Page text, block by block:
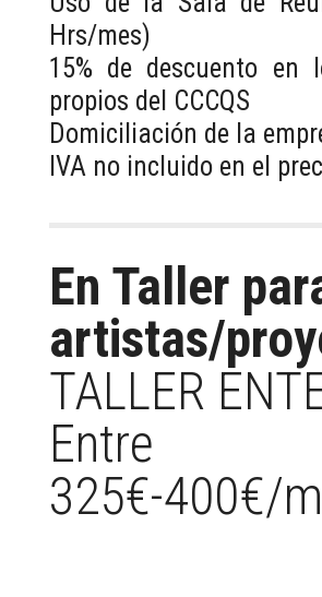
Hrs/mes)
15% de descuento en
propios del CCCQS
Domiciliación de la
IVA no incluido en el
En Taller
artistas/
TALLER
Entre
325€-400€/